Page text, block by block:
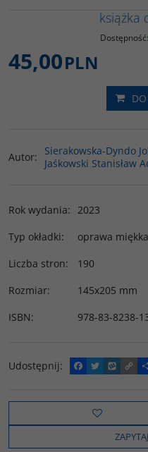
książka
Dostępność:
45,00PLN
Autor:
Sierakowska-Dyndo
Jaśkowski Stanisław
Rok wydania: 2023
Typ okładki:
oprawa miękka
Liczba stron:
190
Rozmiar:
145x205 mm
ISBN: 978-83-8238-
Udostępnij:
F
a
e
o
k
T
w
t
t
e
W
y
o
C
o
y
i
n
k
P
l